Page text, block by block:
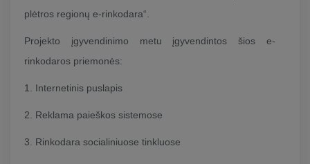
plėtros regionų e-rinkodara“.
Projekto įgyvendinimo metu įgyvendintos šios e-
rinkodaros priemonės:
1. Internetinis puslapis
2. Reklama paieškos sistemose
3. Rinkodara socialiniuose tinkluose